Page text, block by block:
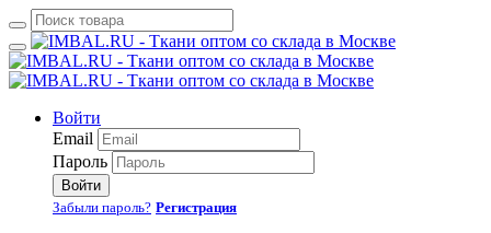
Войти
Email
Пароль
Войти
Забыли пароль? Регистрация